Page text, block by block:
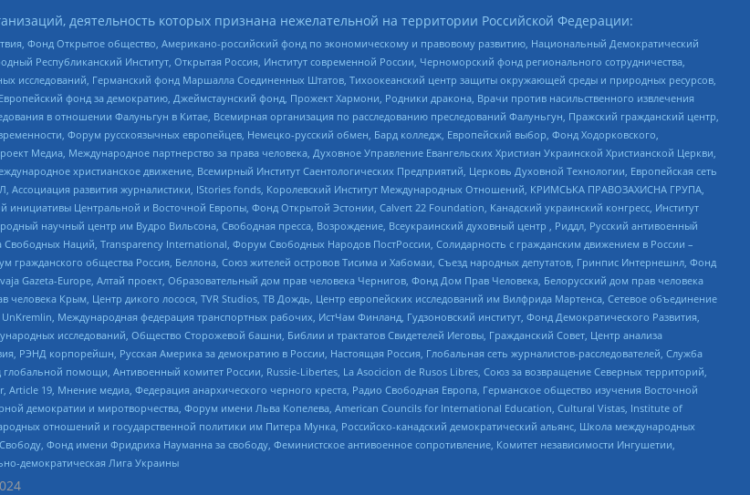
деятельность которых признана нежелательной на территории Российской Федерации:
Фонд Открытое общество, Американо-российский фонд по экономическому и правовому развитию, Национальный Демократический
Республиканский Институт, Открытая Россия, Институт современной России, Черноморский фонд регионального сотрудничества,
исследований, Германский фонд Маршалла Соединенных Штатов, Тихоокеанский центр защиты окружающей среды и природных ресурсов,
фонд за демократию, Джеймстаунский фонд, Прожект Хармони, Родники дракона, Врачи против насильственного извлечения
в отношении Фалуньгун в Китае, Всемирная организация по расследованию преследований Фалуньгун, Пражский гражданский центр,
Форум русскоязычных европейцев, Немецко-русский обмен, Бард колледж, Европейский выбор, Фонд Ходорковского,
Медиа, Международное партнерство за права человека, Духовное Управление Евангельских Христиан Украинской Христианской Церкви,
христианское движение, Всемирный Институт Саентологических Предприятий, Церковь Духовной Технологии, Европейская сеть
развития журналистики, IStories fonds, Королевский Институт Международных Отношений, КРИМСЬКА ПРАВОЗАХИСНА ГРУПА,
Центральной и Восточной Европы, Фонд Открытой Эстонии, Calvert 22 Foundation, Канадский украинский конгресс, Институт
научный центр им Вудро Вильсона, Свободная пресса, Возрождение, Всеукраинский духовный центр , Риддл, Русский антивоенный
Наций, Transparеncy International, Форум Свободных Народов ПостРоссии, Солидарность с гражданским движением в России –
гражданского общества Россия, Беллона, Союз жителей островов Тисима и Хабомаи, Съезд народных депутатов, Гринпис Интернешнл, Фонд
Gazeta-Europe, Алтай проект, Образовательный дом прав человека Чернигов, Фонд Дом Прав Человека, Белорусский дом прав человека
Крым, Центр дикого лосося, TVR Studios, ТВ Дождь, Центр европейских исследований им Вилфрида Мартенса, Сетевое объединение
Международная федерация транспортных рабочих, ИстЧам Финланд, Гудзоновский институт, Фонд Демократического Развития,
исследований, Общество Сторожевой башни, Библии и трактатов Свидетелей Иеговы, Гражданский Совет, Центр анализа
РЭНД корпорейшн, Русская Америка за демократию в России, Настоящая Россия, Глобальная сеть журналистов-расследователей, Служба
помощи, Антивоенный комитет России, Russie-Libertes, La Asocicion de Rusos Libres, Союз за возвращение Северных территорий,
19, Мнение медиа, Федерация анархического черного креста, Радио Свободная Европа, Германское общество изучения Восточной
демократии и миротворчества, Форум имени Льва Копелева, American Councils for International Education, Cultural Vistas, Institute of
отношений и государственной политики им Питера Мунка, Российско-канадский демократический альянс, Школа международных
Фонд имени Фридриха Науманна за свободу, Феминистское антивоенное сопротивление, Комитет независимости Ингушетии,
демократическая Лига Украины